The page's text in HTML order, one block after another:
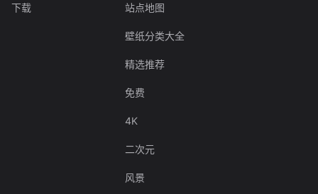
下载 站点地图
壁纸分类大全
精选推荐
免费
4K
二次元
风景